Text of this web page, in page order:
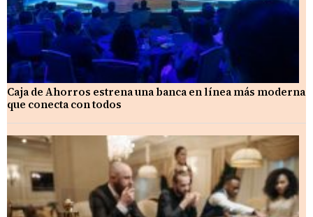
Caja de Ahorros estrena una banca en línea más moderna
que conecta con todos